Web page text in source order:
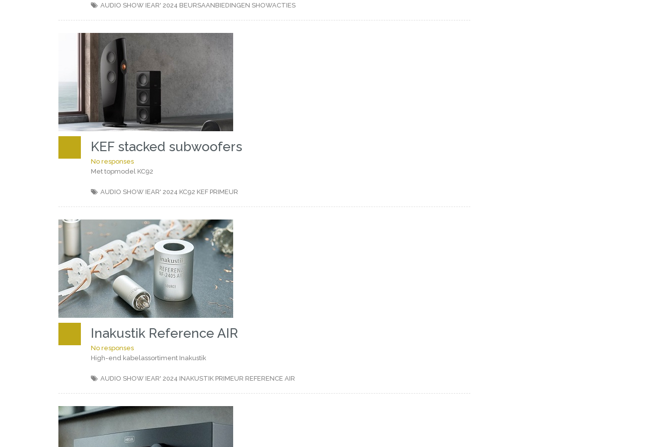
AUDIO SHOW IEAR' 2024 BEURSAANBIEDINGEN SHOWACTIES
KEF stacked subwoofers
No responses
Met topmodel KC92
AUDIO SHOW IEAR' 2024 KC92 KEF PRIMEUR
Inakustik Reference AIR
No responses
High-end kabelassortiment Inakustik
AUDIO SHOW IEAR' 2024 INAKUSTIK PRIMEUR REFERENCE AIR